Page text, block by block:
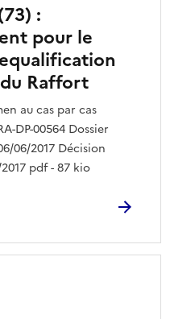
:
pour le
Raffort
au cas par cas
DP-00564 Dossier
06/2017 Décision
pdf - 87 kio